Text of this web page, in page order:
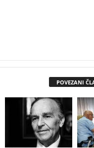
POVEZANI